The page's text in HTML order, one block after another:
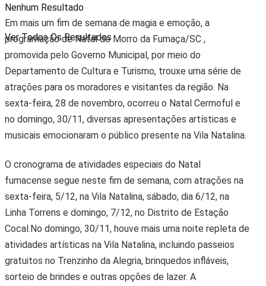
Nenhum Resultado
Ver Todos Os Resultados
Em mais um fim de semana de magia e emoção, a
programação de Natal de Morro da Fumaça/SC ,
promovida pelo Governo Municipal, por meio do
Departamento de Cultura e Turismo, trouxe uma série de
atrações para os moradores e visitantes da região. Na
sexta-feira, 28 de novembro, ocorreu o Natal Cermoful e
no domingo, 30/11, diversas apresentações artísticas e
musicais emocionaram o público presente na Vila Natalina.
O cronograma de atividades especiais do Natal
fumacense segue neste fim de semana, com atrações na
sexta-feira, 5/12, na Vila Natalina, sábado, dia 6/12, na
Linha Torrens e domingo, 7/12, no Distrito de Estação
Cocal.No domingo, 30/11, houve mais uma noite repleta de
atividades artísticas na Vila Natalina, incluindo passeios
gratuitos no Trenzinho da Alegria, brinquedos infláveis,
sorteio de brindes e outras opções de lazer. A